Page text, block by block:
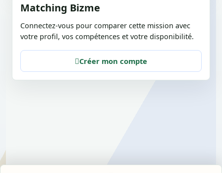
Matching Bizme
Connectez-vous pour comparer cette mission avec
votre profil, vos compétences et votre disponibilité.
Créer mon compte